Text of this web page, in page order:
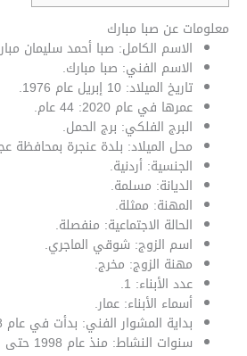
معلومات عن صبا مبارك
الاسم الكامل: صبا أحمد سليمان
الاسم الفني: صبا مبارك.
تاريخ الميلاد: 10 إبريل عام 1976.
عمرها في عام 2020: 44 عام.
البرج الفلكي: برج الحمل.
محل الميلاد: بلدة عنجرة بمحافظة
الجنسية: أردنية.
الديانة: مسلمة.
المهنة: ممثلة.
الحالة الاجتماعية: منفصلة.
اسم الزوج: شوقي الماجري.
مهنة الزوج: مخرج.
عدد الأبناء: 1.
أسماء الأبناء: عمار.
بداية المشوار الفني: بدأت في عام 1998.
سنوات النشاط: منذ عام 1998 حتى الآن.